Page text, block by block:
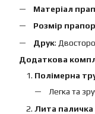
Матеріал
Розмір
Друк:
Додаткова
Полімерна
Легка та
Лита паличка